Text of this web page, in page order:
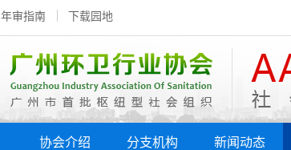
年审指南 下载园地
协会介绍 分支机构 新闻动态